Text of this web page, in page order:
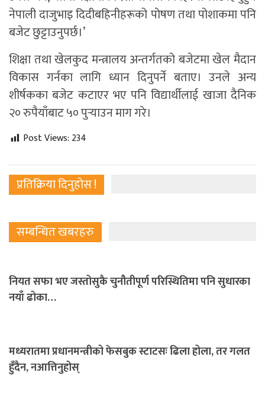
नेपाली दाजुभाइ दिदीबहिनीहरूको पोषण तथा पोशाकमा पनि
बजेट छुट्टाउनुपर्छ।’
शिक्षा तथा खेलकुद मन्त्रालय अन्तर्गतको बजेटमा खेल मैदान
विकास गर्नका लागि ध्यान दिनुपर्ने बताए। उनले अन्य
शीर्षकका बजेट कटाएर भए पनि विद्यार्थीलाई खाजा दैनिक
२० रुपैयाँबाट ५० पुर्‍याउन माग गरे।
Post Views: 234
प्रतिक्रिया दिनुहोस !
सम्बन्धित खबरहरु
नियत सफा भए जस्तोसुकै चुनौतीपूर्ण परिस्थितिमा पनि सुधारका
नयाँ ढोका…
मध्यरातमा प्रधानमन्त्रीको फेसबुक स्टाटसः ढिला होला, तर गलत
हुँदैन, नआत्तिनुहोस्